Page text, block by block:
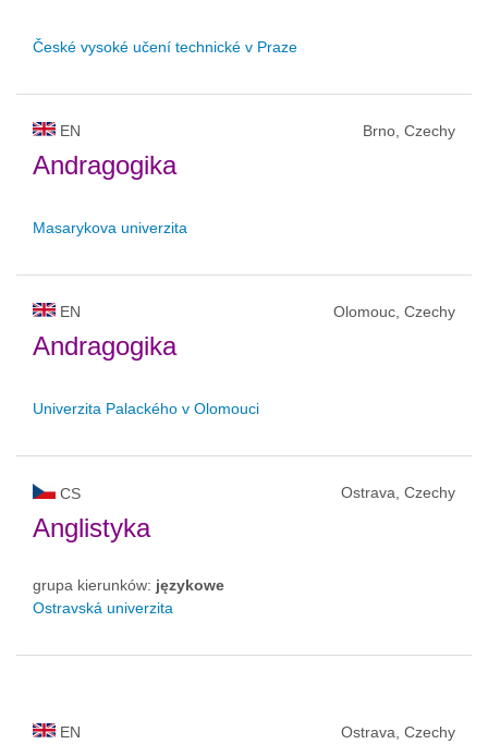
České vysoké učení technické v Praze
EN Brno, Czechy
Andragogika
Masarykova univerzita
EN Olomouc, Czechy
Andragogika
Univerzita Palackého v Olomouci
CS Ostrava, Czechy
Anglistyka
grupa kierunków: językowe
Ostravská univerzita
EN Ostrava, Czechy